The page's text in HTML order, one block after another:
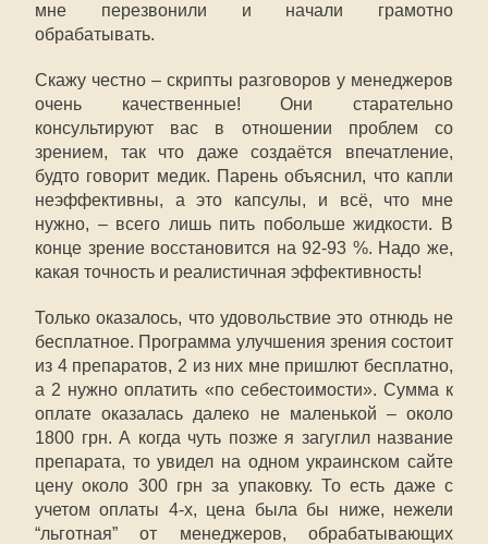
мне перезвонили и начали грамотно
обрабатывать.
Скажу честно – скрипты разговоров у менеджеров
очень качественные! Они старательно
консультируют вас в отношении проблем со
зрением, так что даже создаётся впечатление,
будто говорит медик. Парень объяснил, что капли
неэффективны, а это капсулы, и всё, что мне
нужно, – всего лишь пить побольше жидкости. В
конце зрение восстановится на 92-93 %. Надо же,
какая точность и реалистичная эффективность!
Только оказалось, что удовольствие это отнюдь не
бесплатное. Программа улучшения зрения состоит
из 4 препаратов, 2 из них мне пришлют бесплатно,
а 2 нужно оплатить «по себестоимости». Сумма к
оплате оказалась далеко не маленькой – около
1800 грн. А когда чуть позже я загуглил название
препарата, то увидел на одном украинском сайте
цену около 300 грн за упаковку. То есть даже с
учетом оплаты 4-х, цена была бы ниже, нежели
“льготная” от менеджеров, обрабатывающих